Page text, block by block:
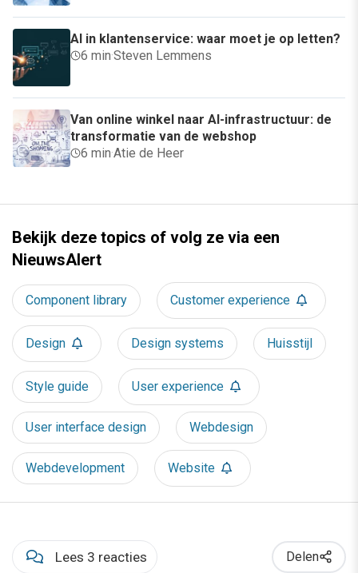
AI in klantenservice: waar moet je op letten?
6 min·Steven Lemmens
Van online winkel naar AI-infrastructuur: de
transformatie van de webshop
6 min·Atie de Heer
Bekijk deze topics of volg ze via een
NieuwsAlert
Component library Customer experience
Design Design systems Huisstijl
Style guide User experience
User interface design Webdesign
Webdevelopment Website
Lees 3 reacties Delen